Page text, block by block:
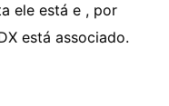
ele está e , por
está associado.